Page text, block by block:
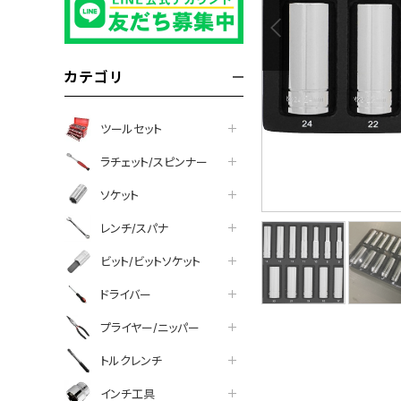
カテゴリ
ツールセット
ラチェット/スピンナー
ソケット
レンチ/スパナ
ビット/ビットソケット
ドライバー
プライヤー/ニッパー
トルクレンチ
インチ工具